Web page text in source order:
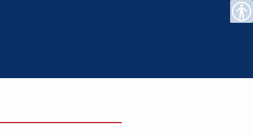
נגישות
מפת
הצהרת
עבור
צרו